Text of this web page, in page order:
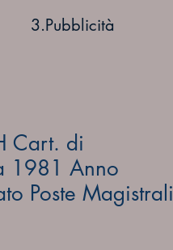
Cart. di
1981 Anno
Poste Magistrali
3.Pubblicità